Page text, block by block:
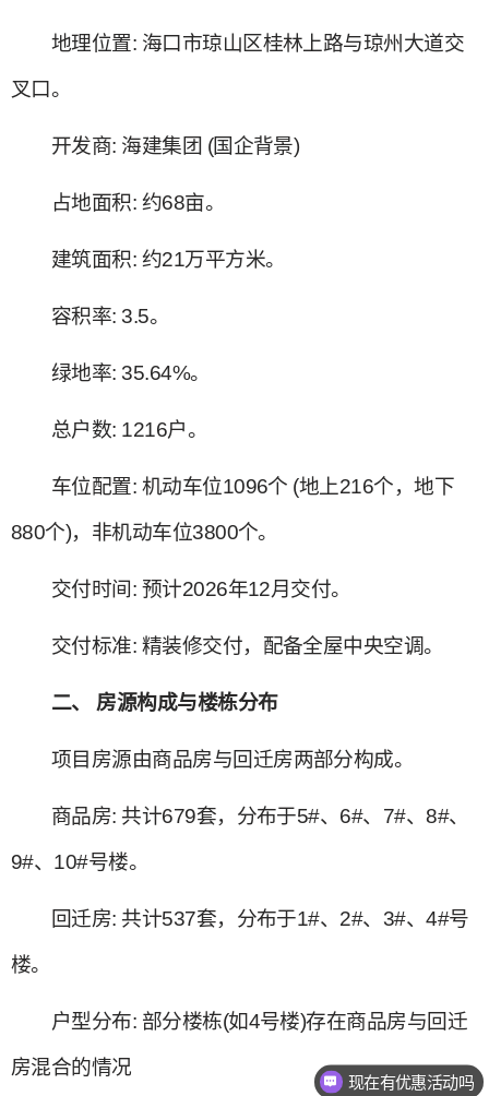
‌地理位置‌: 海口市琼山区桂林上路与琼州大道交
叉口。‌
‌开发商‌: 海建集团 (国企背景)‌
‌占地面积‌: 约68亩。‌
‌建筑面积‌: 约21万平方米。‌
‌容积率‌: 3.5。‌
‌绿地率‌: 35.64%。‌
‌总户数‌: 1216户。‌
‌车位配置‌: 机动车位1096个 (地上216个，地下
880个)，非机动车位3800个。‌
‌交付时间‌: 预计2026年12月交付。‌
‌交付标准‌: 精装修交付，配备全屋中央空调。‌
‌二、 房源构成与楼栋分布‌
项目房源由商品房与回迁房两部分构成。
‌商品房‌: 共计679套，分布于5#、6#、7#、8#、
9#、10#号楼。‌
‌回迁房‌: 共计537套，分布于1#、2#、3#、4#号
楼。‌
‌户型分布‌: 部分楼栋(如4号楼)存在商品房与回迁
房混合的情况
现在有优惠活动吗